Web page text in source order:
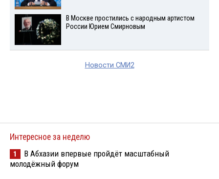
В Москве простились с народным артистом
России Юрием Смирновым
Новости СМИ2
Интересное за неделю
1
В Абхазии впервые пройдёт масштабный
молодёжный форум